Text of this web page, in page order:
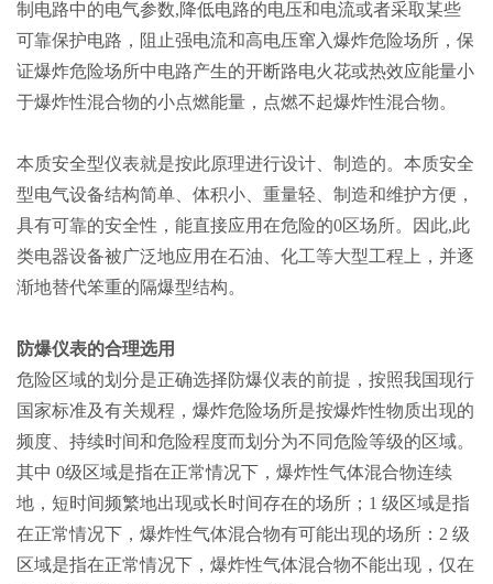
制电路中的电气参数,降低电路的电压和电流或者采取某些
可靠保护电路，阻止强电流和高电压窜入爆炸危险场所，保
证爆炸危险场所中电路产生的开断路电火花或热效应能量小
于爆炸性混合物的小点燃能量，点燃不起爆炸性混合物。
本质安全型仪表就是按此原理进行设计、制造的。本质安全
型电气设备结构简单、体积小、重量轻、制造和维护方便，
具有可靠的安全性，能直接应用在危险的0区场所。因此,此
类电器设备被广泛地应用在石油、化工等大型工程上，并逐
渐地替代笨重的隔爆型结构。
防爆仪表的合理选用
危险区域的划分是正确选择防爆仪表的前提，按照我国现行
国家标准及有关规程，爆炸危险场所是按爆炸性物质出现的
频度、持续时间和危险程度而划分为不同危险等级的区域。
其中 0级区域是指在正常情况下，爆炸性气体混合物连续
地，短时间频繁地出现或长时间存在的场所；1 级区域是指
在正常情况下，爆炸性气体混合物有可能出现的场所：2 级
区域是指在正常情况下，爆炸性气体混合物不能出现，仅在